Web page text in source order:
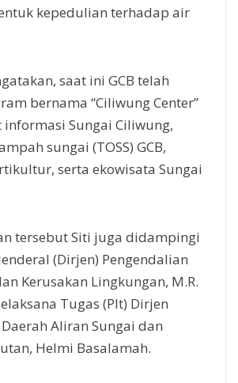
kepedulian terhadap air
saat ini GCB telah
bernama “Ciliwung Center”
Sungai Ciliwung,
sungai (TOSS) GCB,
serta ekowisata Sungai
tersebut Siti juga didampingi
(Dirjen) Pengendalian
Kerusakan Lingkungan, M.R.
Tugas (Plt) Dirjen
Aliran Sungai dan
Helmi Basalamah.